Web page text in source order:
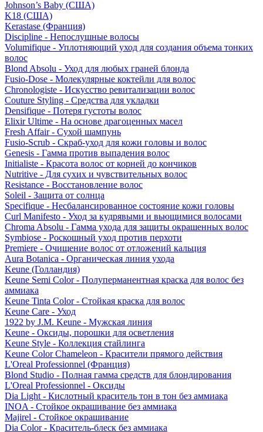
Johnson’s Baby (США)
K18 (США)
Kerastase (Франция)
Discipline - Непослушные волосы
Volumifique - Уплотняющий уход для создания объема тонких
волос
Blond Absolu - Уход для любых граней блонда
Fusio-Dose - Молекулярные коктейли для волос
Chronologiste - Искусство ревитализации волос
Couture Styling - Средства для укладки
Densifique - Потеря густоты волос
Elixir Ultime - На основе драгоценных масел
Fresh Affair - Сухой шампунь
Fusio-Scrub - Скраб-уход для кожи головы и волос
Genesis - Гамма против выпадения волос
Initialiste - Красота волос от корней до кончиков
Nutritive - Для сухих и чувствительных волос
Resistance - Восстановление волос
Soleil - Защита от солнца
Specifique - Несбалансированное состояние кожи головы
Curl Manifesto - Уход за кудрявыми и вьющимися волосами
Chroma Absolu - Гамма ухода для защиты окрашенных волос
Symbiose - Роскошный уход против перхоти
Premiere - Очищение волос от отложений кальция
Aura Botanica - Органическая линия ухода
Keune (Голландия)
Keune Semi Color - Полуперманентная краска для волос без
аммиака
Keune Tinta Color - Стойкая краска для волос
Keune Care - Уход
1922 by J.M. Keune - Мужская линия
Keune - Оксиды, порошки для осветления
Keune Style - Коллекция стайлинга
Keune Color Chameleon - Красители прямого действия
L'Oreal Professionnel (Франция)
Blond Studio - Полная гамма средств для блондирования
L'Oreal Professionnel - Оксиды
Dia Light - Кислотный краситель тон в тон без аммиака
INOA - Стойкое окрашивание без аммиака
Majirel - Стойкое окрашивание
Dia Color - Краситель-блеск без аммиака